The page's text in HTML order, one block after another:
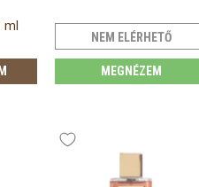
NEM ELÉRHETŐ
MEGNÉZEM